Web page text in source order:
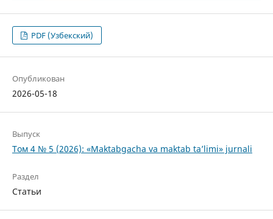
PDF (Узбекский)
Опубликован
2026-05-18
Выпуск
Том 4 № 5 (2026): «Maktabgacha va maktab ta’limi» jurnali
Раздел
Статьи